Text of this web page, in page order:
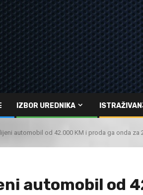
IZBOR UREDNIKA
automobil od 42.000 KM i proda ga onda za
automobil od